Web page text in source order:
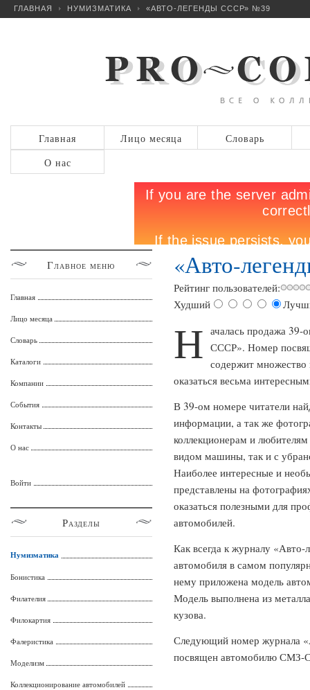
ГЛАВНАЯ НУМИЗМАТИКА «АВТО-ЛЕГЕНДЫ СССР» №39
Главная Лицо месяца
Словарь
О нас
«Авто-
Рейтинг пользователей:
Худший
Н ачалась продажа 39-
СССР». Номер
содержит множество
оказаться весьма
В 39-ом номере читатели
информации, а так же
коллекционерам и
видом машины, так и с
Наиболее интересные и
представлены на
оказаться полезными для
автомобилей.
Как всегда к журналу
автомобиля в самом
нему приложена модель
Модель выполнена из
кузова.
Следующий номер журнала
посвящен автомобилю СМЗ-
Главное меню
Главная
Лицо месяца
Словарь
Каталоги
Компании
События
Контакты
О нас
Войти
Разделы
Нумизматика
Бонистика
Филателия
Филокартия
Фалеристика
Моделизм
Коллекционирование автомобилей